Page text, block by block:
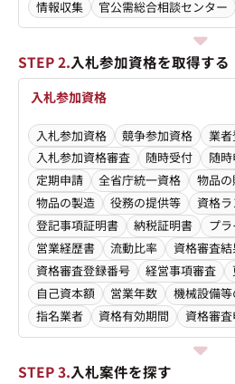
情報収集 官公需総合相談センター
STEP 2.入札参加資格を取得する
入札参加資格
入札参加資格 競争参加資格 業
入札参加資格審査
随時受付 随
定期申請
全省庁統一資格 物品
物品の製造
役務の提供等 資格ラ
登記事項証明書
納税証明書
プ
営業経歴書
流動比率
資格審査
資格審査登録番号
経営事項審査
自己資本額
営業年数 機械設備
指名業者
資格有効期間 資格審
STEP 3.入札案件を探す